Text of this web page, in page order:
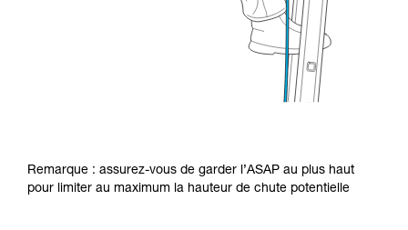
Remarque : assurez-vous de garder l’ASAP au plus haut
pour limiter au maximum la hauteur de chute potentielle